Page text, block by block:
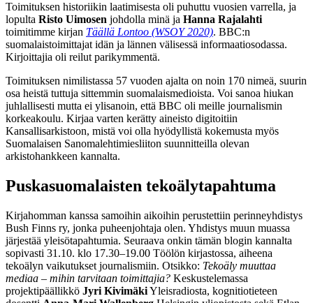
Toimituksen historiikin laatimisesta oli puhuttu vuosien varrella, ja
lopulta Risto Uimosen johdolla minä ja Hanna Rajalahti
toimitimme kirjan Täällä Lontoo (WSOY 2020). BBC:n
suomalaistoimittajat idän ja lännen välisessä informaatiosodassa.
Kirjoittajia oli reilut parikymmentä.
Toimituksen nimilistassa 57 vuoden ajalta on noin 170 nimeä, suurin
osa heistä tuttuja sittemmin suomalaismedioista. Voi sanoa hiukan
juhlallisesti mutta ei ylisanoin, että BBC oli meille journalismin
korkeakoulu. Kirjaa varten kerätty aineisto digitoitiin
Kansallisarkistoon, mistä voi olla hyödyllistä kokemusta myös
Suomalaisen Sanomalehtimiesliiton suunnitteilla olevan
arkistohankkeen kannalta.
Puskasuomalaisten tekoälytapahtuma
Kirjahomman kanssa samoihin aikoihin perustettiin perinneyhdistys
Bush Finns ry, jonka puheenjohtaja olen. Yhdistys muun muassa
järjestää yleisötapahtumia. Seuraava onkin tämän blogin kannalta
sopivasti 31.10. klo 17.30–19.00 Töölön kirjastossa, aiheena
tekoälyn vaikutukset journalismiin. Otsikko: Tekoäly muuttaa
mediaa – mihin tarvitaan toimittajia? Keskustelemassa
projektipäällikkö Jyri KivimäkiYleisradiosta, kognitiotieteen